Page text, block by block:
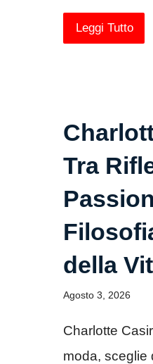
Leggi Tutto
Tra
della
Agosto 3, 2026
Charlotte
moda, sceglie